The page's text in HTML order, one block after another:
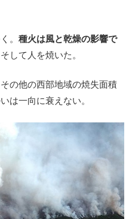
。 種火は風と乾燥の影響で
して人を焼いた。
の他の西部地域の焼失面積
は一向に衰えない。